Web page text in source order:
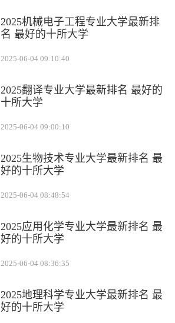
2025机械电子工程专业大学最新排
名 最好的十所大学
2025-06-04 09:10:40
2025翻译专业大学最新排名 最好的
十所大学
2025-06-04 09:00:10
2025生物技术专业大学最新排名 最
好的十所大学
2025-06-04 08:48:54
2025应用化学专业大学最新排名 最
好的十所大学
2025-06-04 08:36:35
2025地理科学专业大学最新排名 最
好的十所大学